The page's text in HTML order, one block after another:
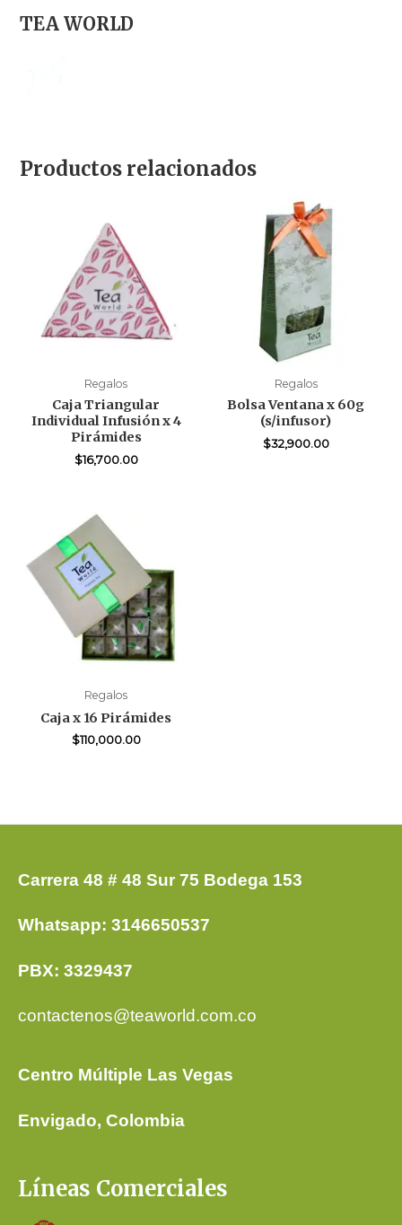
TEA WORLD
Productos relacionados
Regalos
Caja Triangular
Individual Infusión x 4
Pirámides
$16,700.00
Regalos
Bolsa Ventana x 60g
(s/infusor)
$32,900.00
Regalos
Caja x 16 Pirámides
$110,000.00
Carrera 48 # 48 Sur 75 Bodega 153
Whatsapp: 3146650537
PBX: 3329437
contactenos@teaworld.com.co
Centro Múltiple Las Vegas
Envigado, Colombia
Líneas Comerciales